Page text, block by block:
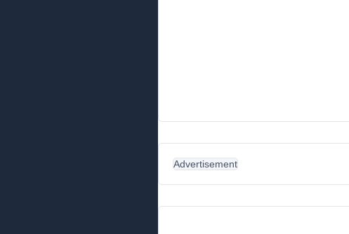
Advertisement